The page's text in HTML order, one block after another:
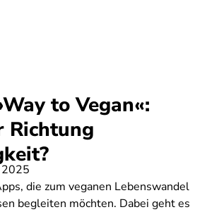
to Vegan«:
Richtung
2025
die zum veganen Lebenswandel
begleiten möchten. Dabei geht es